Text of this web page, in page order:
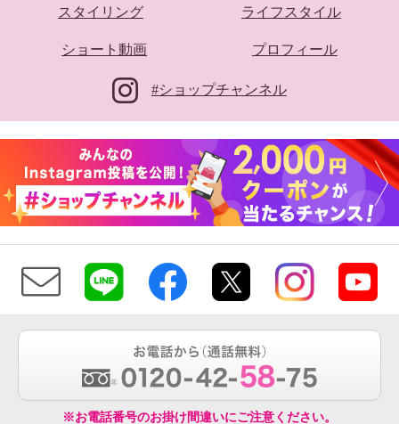
スタイリング ライフスタイル
ショート動画 プロフィール
#ショップチャンネル
※お電話番号のお掛け間違いにご注意ください。